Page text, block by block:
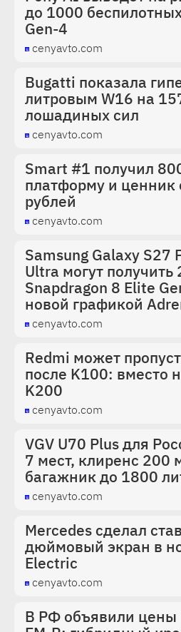
до 1000
Gen-4
cenyavto.com
Bugatti показала
литровым W16 на
лошадиных сил
cenyavto.com
Smart #1 получил
платформу и ценник
рублей
cenyavto.com
Samsung Galaxy S27
Ultra могут получить
Snapdragon 8 Elite
новой графикой
cenyavto.com
Redmi может
после K100: вместо
K200
cenyavto.com
VGV U70 Plus для
7 мест, клиренс 200
багажник до 1800
cenyavto.com
Mercedes сделал
дюймовый экран в
Electric
cenyavto.com
В РФ объявили цены